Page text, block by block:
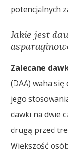
potencjalnych
Jakie jest
Zalecane
(DAA) waha się
jego
dawki na dwie
drugą przed
Większość